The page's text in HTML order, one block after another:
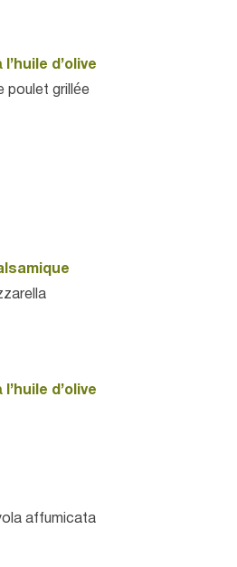
d’olive
poulet grillée
d’olive
affumicata